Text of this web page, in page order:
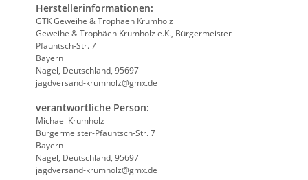
Herstellerinformationen:
GTK Geweihe & Trophäen Krumholz
Geweihe & Trophäen Krumholz e.K., Bürgermeister-
Pfauntsch-Str. 7
Bayern
Nagel, Deutschland, 95697
jagdversand-krumholz@gmx.de
verantwortliche Person:
Michael Krumholz
Bürgermeister-Pfauntsch-Str. 7
Bayern
Nagel, Deutschland, 95697
jagdversand-krumholz@gmx.de